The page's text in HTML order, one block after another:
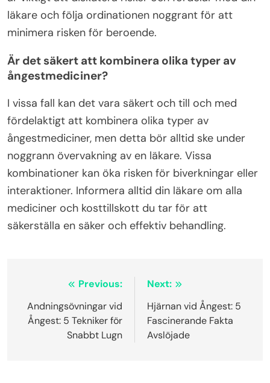
läkare och följa ordinationen noggrant för att
minimera risken för beroende.
Är det säkert att kombinera olika typer av
ångestmediciner?
I vissa fall kan det vara säkert och till och med
fördelaktigt att kombinera olika typer av
ångestmediciner, men detta bör alltid ske under
noggrann övervakning av en läkare. Vissa
kombinationer kan öka risken för biverkningar eller
interaktioner. Informera alltid din läkare om alla
mediciner och kosttillskott du tar för att
säkerställa en säker och effektiv behandling.
Inläggsnavigering
Previous:
Andningsövningar vid
Ångest: 5 Tekniker för
Snabbt Lugn
Next:
Hjärnan vid Ångest: 5
Fascinerande Fakta
Avslöjade